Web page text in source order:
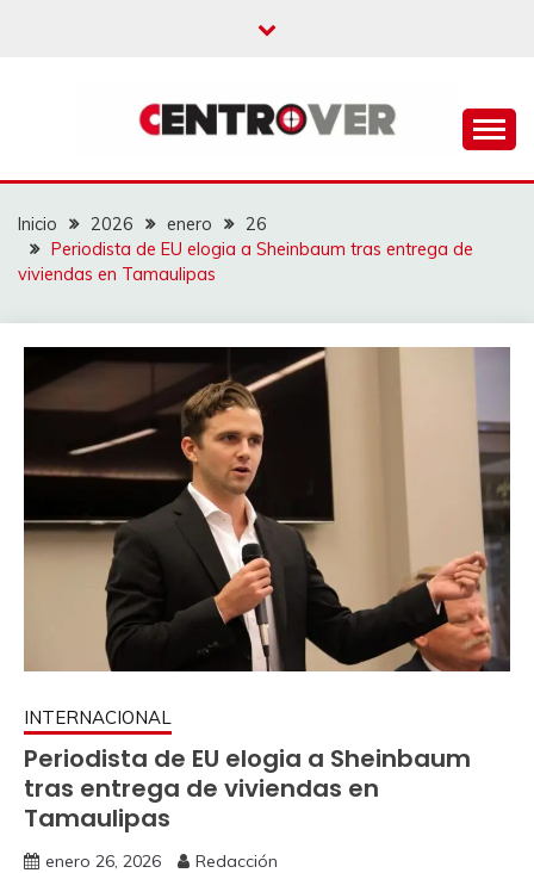
CENTROVER
NOTICIAS
Inicio 2026 enero
26
Periodista de EU elogia a Sheinbaum tras entrega de
viviendas en Tamaulipas
INTERNACIONAL
Periodista de EU elogia a Sheinbaum
tras entrega de viviendas en
Tamaulipas
enero 26, 2026 Redacción